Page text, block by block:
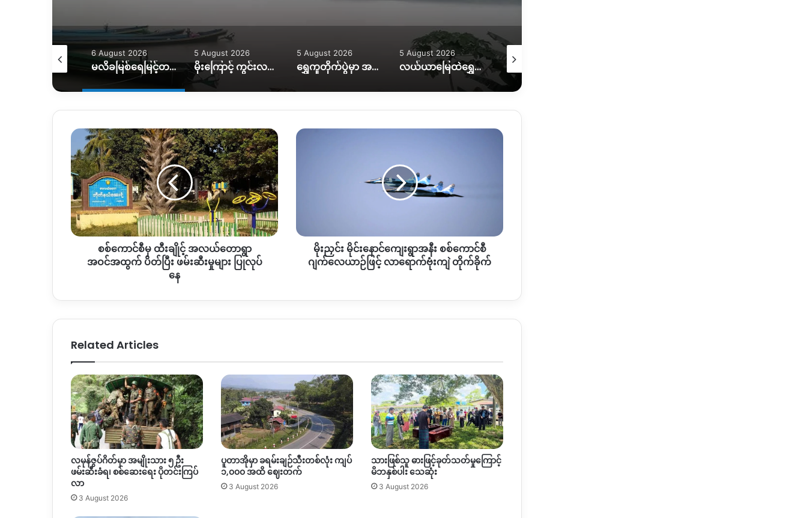
6 August 2026
မလိခမြစ်ရေမြင့်တက်မှုကြောင့် နောင်ခိုင်ရွာတဝက်ခန့်ရေနစ်မြှပ်
5 August 2026
မိုးကြောင့် ကွင်းလမ်းသွားလာရေး ပိုခက်၊ ကုန်တင်ယာဉ်တွေကို ဆင်၊ ထွန်စက်နဲ့ ဆွဲထုတ်နေရ
5 August 2026
ရွှေကူတိုက်ပွဲမှာ အရေးပါတဲ့ စစ်တပ်စခန်းတစ်ခုကို သိမ်းပိုက်နိုင်ကြောင်း KIO ပြော
5 August 2026
လယ်ယာမြေထဲရွှေတူးဖော်နေတာကို ရပ်တန့်ပေးဖို့ဒေသခံတွေတောင်းဆိုနေ
5 August 2026
စစ်
ကောင်စီ
မှ
ထီး
ချိုင့်
အလယ်
တောရွာ
အဝင်အထွက်
ပိတ်
ဖမ်းဆီး
စစ်ကောင်စီမှ ထီးချိုင့် အလယ်တောရွာ
အဝင်အထွက် ပိတ်ပြီး ဖမ်းဆီးမှုများ ပြုလုပ်
နေ
မိုး
ဂျက်လေယာဉ်
ရောက်
မိုးညှင်း မိုင်းနောင်ကျေးရွာအနီး စစ်ကောင်စီ
ဂျက်လေယာဉ်ဖြင့် လာရောက်ဗုံးကျဲ တိုက်ခိုက်
Related Articles
လမုန်ဇွပ်ဂိတ်မှာ အမျိုးသား ၅ ဦး
ဖမ်းဆီးခံရ၊ စစ်ဆေးရေး ပိုတင်းကြပ်
လာ
3 August 2026
ပူတာအိုမှာ ခရမ်းချဉ်သီးတစ်လုံး ကျပ်
၁,၀၀၀ အထိ ဈေးတက်
3 August 2026
သားဖြစ်သူ ဓားဖြင့်ခုတ်သတ်မှုကြောင့်
မိဘနှစ်ပါး သေဆုံး
3 August 2026